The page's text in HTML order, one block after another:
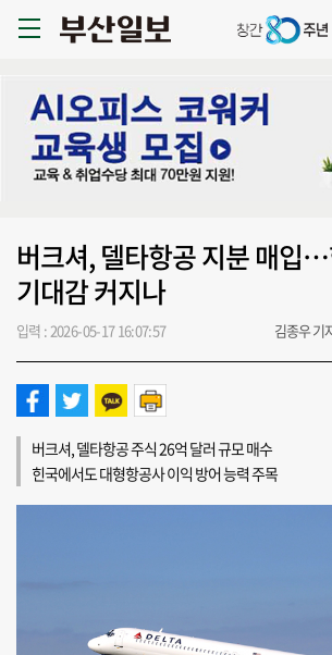
버크셔, 델타항공 지분 매입
기대감 커지나
입력 : 2026-05-17 16:07:57 김종우
버크셔, 델타항공 주식 26억 달러 규모 매수
힌국에서도 대형항공사 이익 방어 능력 주목